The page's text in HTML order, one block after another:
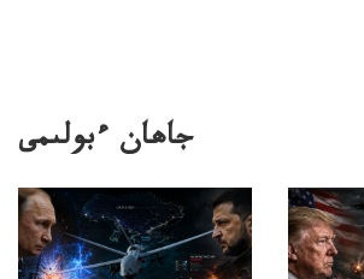
جاھان ءبولىمى